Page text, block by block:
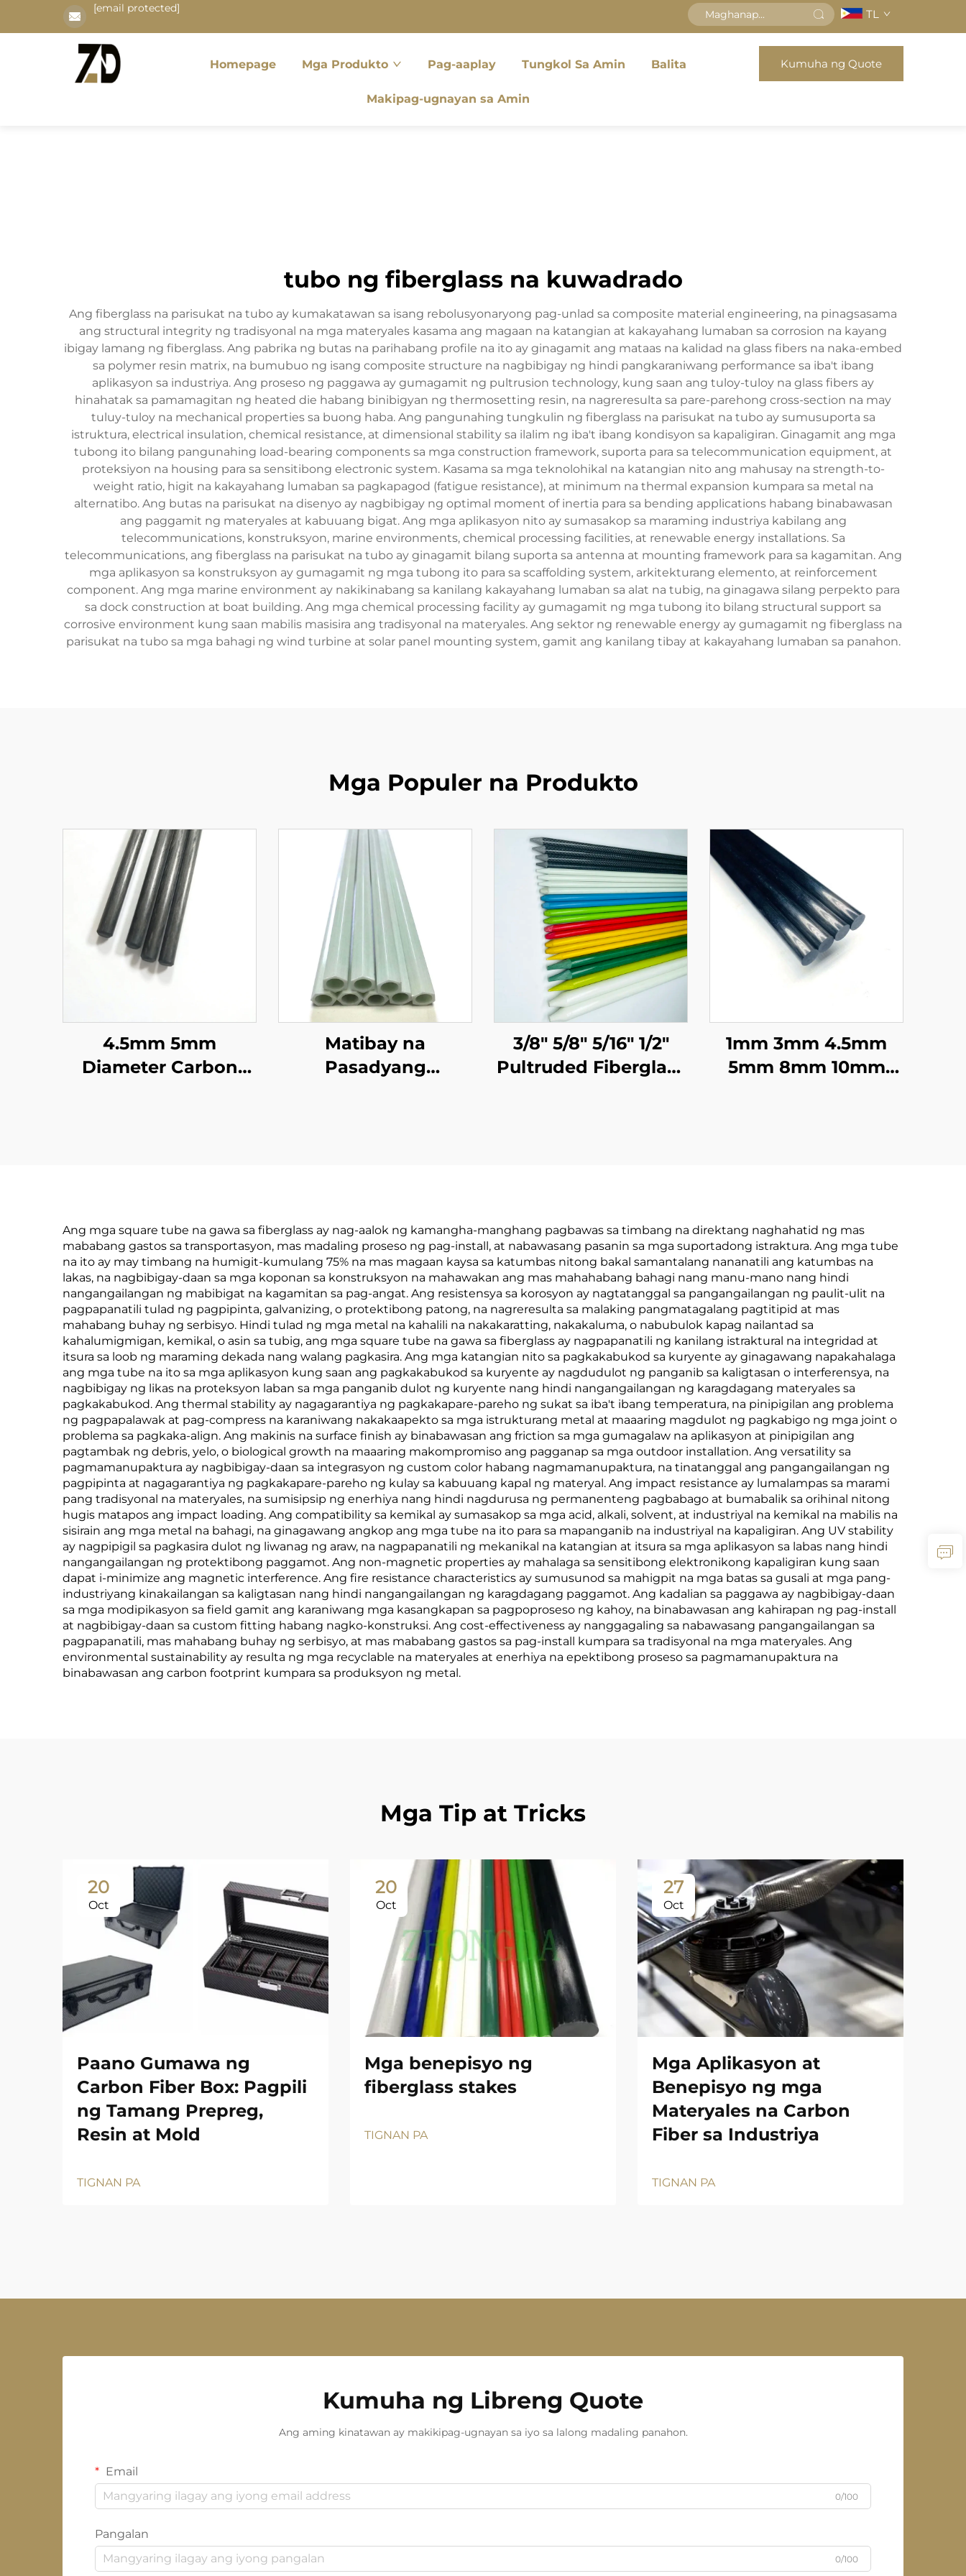
[email protected] TL
Homepage Mga Produkto Pag-aaplay Tungkol Sa Amin Balita
Makipag-ugnayan sa Amin
Kumuha ng Quote
tubo ng fiberglass na kuwadrado
Ang fiberglass na parisukat na tubo ay kumakatawan sa isang rebolusyonaryong pag-unlad sa composite material engineering, na pinagsasama
ang structural integrity ng tradisyonal na mga materyales kasama ang magaan na katangian at kakayahang lumaban sa corrosion na kayang
ibigay lamang ng fiberglass. Ang pabrika ng butas na parihabang profile na ito ay ginagamit ang mataas na kalidad na glass fibers na naka-embed
sa polymer resin matrix, na bumubuo ng isang composite structure na nagbibigay ng hindi pangkaraniwang performance sa iba't ibang
aplikasyon sa industriya. Ang proseso ng paggawa ay gumagamit ng pultrusion technology, kung saan ang tuloy-tuloy na glass fibers ay
hinahatak sa pamamagitan ng heated die habang binibigyan ng thermosetting resin, na nagreresulta sa pare-parehong cross-section na may
tuluy-tuloy na mechanical properties sa buong haba. Ang pangunahing tungkulin ng fiberglass na parisukat na tubo ay sumusuporta sa
istruktura, electrical insulation, chemical resistance, at dimensional stability sa ilalim ng iba't ibang kondisyon sa kapaligiran. Ginagamit ang mga
tubong ito bilang pangunahing load-bearing components sa mga construction framework, suporta para sa telecommunication equipment, at
proteksiyon na housing para sa sensitibong electronic system. Kasama sa mga teknolohikal na katangian nito ang mahusay na strength-to-
weight ratio, higit na kakayahang lumaban sa pagkapagod (fatigue resistance), at minimum na thermal expansion kumpara sa metal na
alternatibo. Ang butas na parisukat na disenyo ay nagbibigay ng optimal moment of inertia para sa bending applications habang binabawasan
ang paggamit ng materyales at kabuuang bigat. Ang mga aplikasyon nito ay sumasakop sa maraming industriya kabilang ang
telecommunications, konstruksyon, marine environments, chemical processing facilities, at renewable energy installations. Sa
telecommunications, ang fiberglass na parisukat na tubo ay ginagamit bilang suporta sa antenna at mounting framework para sa kagamitan. Ang
mga aplikasyon sa konstruksyon ay gumagamit ng mga tubong ito para sa scaffolding system, arkitekturang elemento, at reinforcement
component. Ang mga marine environment ay nakikinabang sa kanilang kakayahang lumaban sa alat na tubig, na ginagawa silang perpekto para
sa dock construction at boat building. Ang mga chemical processing facility ay gumagamit ng mga tubong ito bilang structural support sa
corrosive environment kung saan mabilis masisira ang tradisyonal na materyales. Ang sektor ng renewable energy ay gumagamit ng fiberglass na
parisukat na tubo sa mga bahagi ng wind turbine at solar panel mounting system, gamit ang kanilang tibay at kakayahang lumaban sa panahon.
Mga Populer na Produkto
4.5mm 5mm
Diameter Carbon
Matibay na
Pasadyang
3/8" 5/8" 5/16" 1/2"
Pultruded Fiberglass
1mm 3mm 4.5mm
5mm 8mm 10mm
Ang mga square tube na gawa sa fiberglass ay nag-aalok ng kamangha-manghang pagbawas sa timbang na direktang naghahatid ng mas
mababang gastos sa transportasyon, mas madaling proseso ng pag-install, at nabawasang pasanin sa mga suportadong istraktura. Ang mga tube
na ito ay may timbang na humigit-kumulang 75% na mas magaan kaysa sa katumbas nitong bakal samantalang nananatili ang katumbas na
lakas, na nagbibigay-daan sa mga koponan sa konstruksyon na mahawakan ang mas mahahabang bahagi nang manu-mano nang hindi
nangangailangan ng mabibigat na kagamitan sa pag-angat. Ang resistensya sa korosyon ay nagtatanggal sa pangangailangan ng paulit-ulit na
pagpapanatili tulad ng pagpipinta, galvanizing, o protektibong patong, na nagreresulta sa malaking pangmatagalang pagtitipid at mas
mahabang buhay ng serbisyo. Hindi tulad ng mga metal na kahalili na nakakaratting, nakakaluma, o nabubulok kapag nailantad sa
kahalumigmigan, kemikal, o asin sa tubig, ang mga square tube na gawa sa fiberglass ay nagpapanatili ng kanilang istraktural na integridad at
itsura sa loob ng maraming dekada nang walang pagkasira. Ang mga katangian nito sa pagkakabukod sa kuryente ay ginagawang napakahalaga
ang mga tube na ito sa mga aplikasyon kung saan ang pagkakabukod sa kuryente ay nagdudulot ng panganib sa kaligtasan o interferensya, na
nagbibigay ng likas na proteksyon laban sa mga panganib dulot ng kuryente nang hindi nangangailangan ng karagdagang materyales sa
pagkakabukod. Ang thermal stability ay nagagarantiya ng pagkakapare-pareho ng sukat sa iba't ibang temperatura, na pinipigilan ang problema
ng pagpapalawak at pag-compress na karaniwang nakakaapekto sa mga istrukturang metal at maaaring magdulot ng pagkabigo ng mga joint o
problema sa pagkaka-align. Ang makinis na surface finish ay binabawasan ang friction sa mga gumagalaw na aplikasyon at pinipigilan ang
pagtambak ng debris, yelo, o biological growth na maaaring makompromiso ang pagganap sa mga outdoor installation. Ang versatility sa
pagmamanupaktura ay nagbibigay-daan sa integrasyon ng custom color habang nagmamanupaktura, na tinatanggal ang pangangailangan ng
pagpipinta at nagagarantiya ng pagkakapare-pareho ng kulay sa kabuuang kapal ng materyal. Ang impact resistance ay lumalampas sa marami
pang tradisyonal na materyales, na sumisipsip ng enerhiya nang hindi nagdurusa ng permanenteng pagbabago at bumabalik sa orihinal nitong
hugis matapos ang impact loading. Ang compatibility sa kemikal ay sumasakop sa mga acid, alkali, solvent, at industriyal na kemikal na mabilis na
sisirain ang mga metal na bahagi, na ginagawang angkop ang mga tube na ito para sa mapanganib na industriyal na kapaligiran. Ang UV stability
ay nagpipigil sa pagkasira dulot ng liwanag ng araw, na nagpapanatili ng mekanikal na katangian at itsura sa mga aplikasyon sa labas nang hindi
nangangailangan ng protektibong paggamot. Ang non-magnetic properties ay mahalaga sa sensitibong elektronikong kapaligiran kung saan
dapat i-minimize ang magnetic interference. Ang fire resistance characteristics ay sumusunod sa mahigpit na mga batas sa gusali at mga pang-
industriyang kinakailangan sa kaligtasan nang hindi nangangailangan ng karagdagang paggamot. Ang kadalian sa paggawa ay nagbibigay-daan
sa mga modipikasyon sa field gamit ang karaniwang mga kasangkapan sa pagpoproseso ng kahoy, na binabawasan ang kahirapan ng pag-install
at nagbibigay-daan sa custom fitting habang nagko-konstruksi. Ang cost-effectiveness ay nanggagaling sa nabawasang pangangailangan sa
pagpapanatili, mas mahabang buhay ng serbisyo, at mas mababang gastos sa pag-install kumpara sa tradisyonal na mga materyales. Ang
environmental sustainability ay resulta ng mga recyclable na materyales at enerhiya na epektibong proseso sa pagmamanupaktura na
binabawasan ang carbon footprint kumpara sa produksyon ng metal.
Mga Tip at Tricks
20
Oct
Paano Gumawa ng
Carbon Fiber Box: Pagpili
ng Tamang Prepreg,
Resin at Mold
TIGNAN PA
20
Oct
Mga benepisyo ng
fiberglass stakes
TIGNAN PA
27
Oct
Mga Aplikasyon at
Benepisyo ng mga
Materyales na Carbon
Fiber sa Industriya
TIGNAN PA
Kumuha ng Libreng Quote
Ang aming kinatawan ay makikipag-ugnayan sa iyo sa lalong madaling panahon.
Email
0/100
Pangalan
0/100